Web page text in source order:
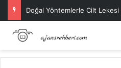
Doğal Yöntemlerle Cilt Lekesi